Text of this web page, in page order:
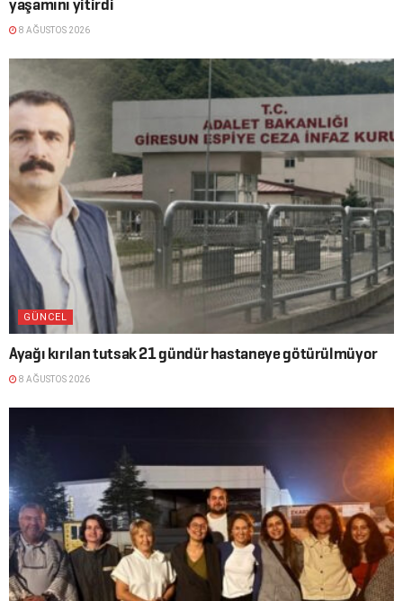
yaşamını yitirdi
8 AĞUSTOS 2026
GÜNCEL
Ayağı kırılan tutsak 21 gündür hastaneye götürülmüyor
8 AĞUSTOS 2026